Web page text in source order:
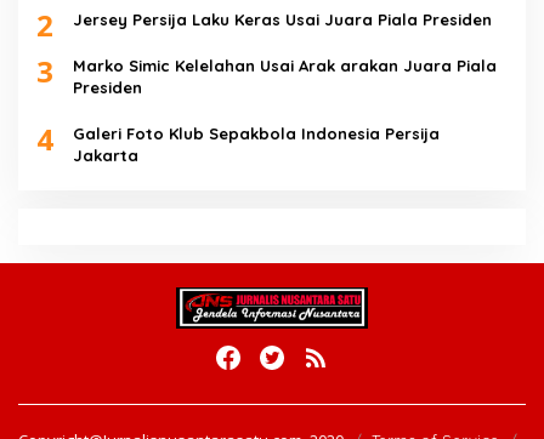
2 Jersey Persija Laku Keras Usai Juara Piala Presiden
3
Marko Simic Kelelahan Usai Arak arakan Juara Piala
Presiden
4
Galeri Foto Klub Sepakbola Indonesia Persija
Jakarta